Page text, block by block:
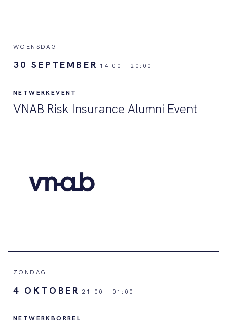
WOENSDAG
30 SEPTEMBER 14:00 - 20:00
NETWERKEVENT
VNAB Risk Insurance Alumni Event
ZONDAG
4 OKTOBER 21:00 - 01:00
NETWERKBORREL